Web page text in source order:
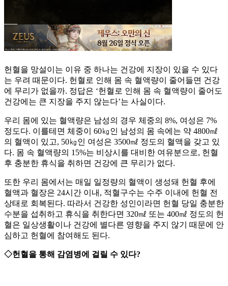
헌혈을 망설이는 이유 중 하나는 건강에 지장이 있을 수 있다
는 우려 때문이다. 헌혈로 인해 몸 속 혈액량이 줄어들면 건강
에 무리가 없을까. 정답은 ‘헌혈로 인해 몸 속 혈액량이 줄어도
건강에는 큰 지장을 주지 않는다’는 사실이다.
우리 몸에 있는 혈액량은 남성의 경우 체중의 8%, 여성은 7%
정도다. 이를테면 체중이 60㎏인 남성의 몸 속에는 약 4800㎖
의 혈액이 있고, 50㎏인 여성은 3500㎖ 정도의 혈액을 갖고 있
다. 몸 속 혈액량의 15%는 비상시를 대비한 여유분으로, 헌혈
후 충분한 휴식을 취하면 건강에 큰 무리가 없다.
또한 우리 몸에서는 매일 일정량의 혈액이 생성돼 헌혈 후에
혈액과 혈장은 24시간 이내, 적혈구수는 수주 이내에 헌혈 전
상태로 회복된다. 따라서 건강한 성인이라면 헌혈 당일 충분한
수분을 섭취하고 휴식을 취한다면 320㎖ 또는 400㎖ 정도의 헌
혈은 일상생활이나 건강에 별다른 영향을 주지 않기 때문에 안
심하고 헌혈에 참여해도 된다.
◇헌혈을 통해 감염병에 걸릴 수 있다?